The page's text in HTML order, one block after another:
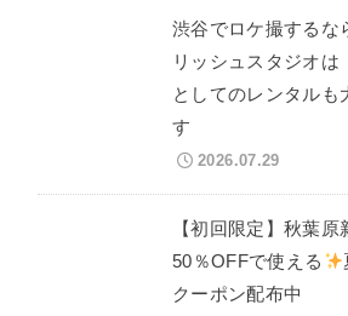
渋谷でロケ撮するな
リッシュスタジオは
としてのレンタルも
す
2026.07.29
【初回限定】秋葉原
50％OFFで使える
クーポン配布中